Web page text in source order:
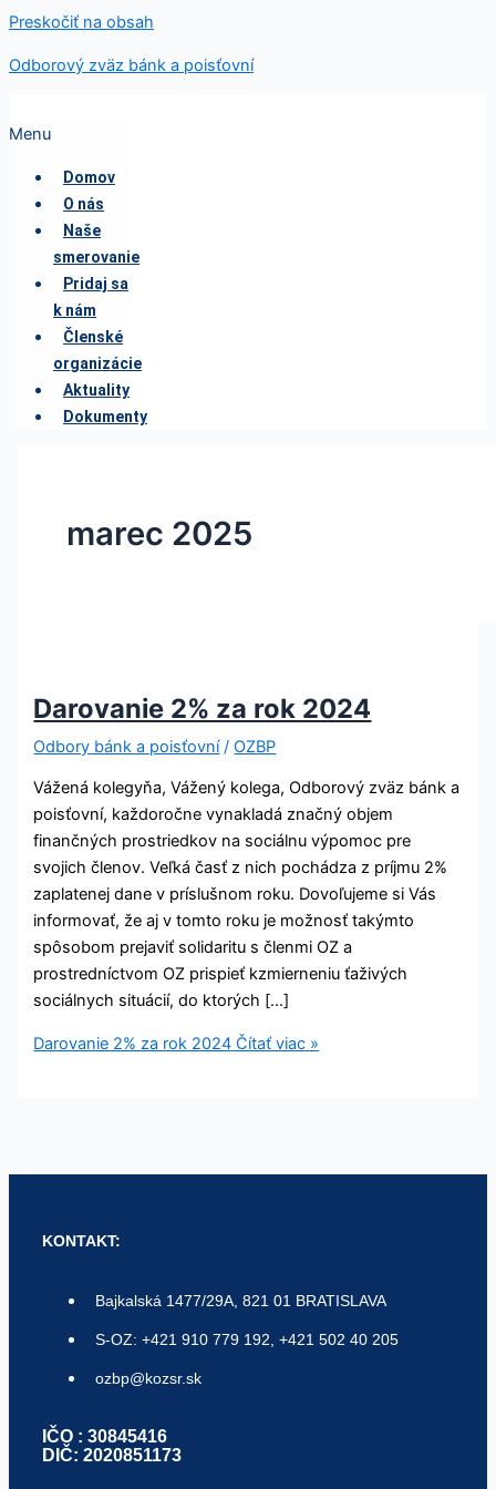
Preskočiť na obsah
Odborový zväz bánk a poisťovní
Menu
Domov
O nás
Naše
smerovanie
Pridaj sa
k nám
Členské
organizácie
Aktuality
Dokumenty
marec 2025
Darovanie 2% za rok 2024
Odbory bánk a poisťovní/OZBP
Vážená kolegyňa, Vážený kolega, Odborový zväz bánk a
poisťovní, každoročne vynakladá značný objem
finančných prostriedkov na sociálnu výpomoc pre
svojich členov. Veľká časť z nich pochádza z príjmu 2%
zaplatenej dane v príslušnom roku. Dovoľujeme si Vás
informovať, že aj v tomto roku je možnosť takýmto
spôsobom prejaviť solidaritu s členmi OZ a
prostredníctvom OZ prispieť kzmierneniu ťaživých
sociálnych situácií, do ktorých […]
Darovanie 2% za rok 2024 Čítať viac »
KONTAKT:
Bajkalská 1477/29A, 821 01 BRATISLAVA
S-OZ: +421 910 779 192, +421 502 40 205
ozbp@kozsr.sk
IČO : 30845416
DIČ: 2020851173